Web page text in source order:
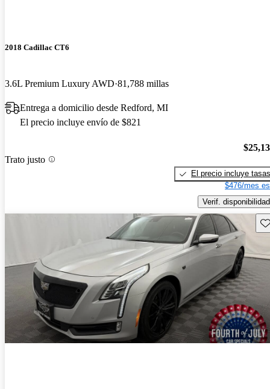
2018 Cadillac CT6
3.6L Premium Luxury AWD 81,788 millas
Entrega a domicilio desde Redford, MI
El precio incluye envío de $821
Trato justo
El precio incluye tasas
$476/mes
Verif. disponibilidad